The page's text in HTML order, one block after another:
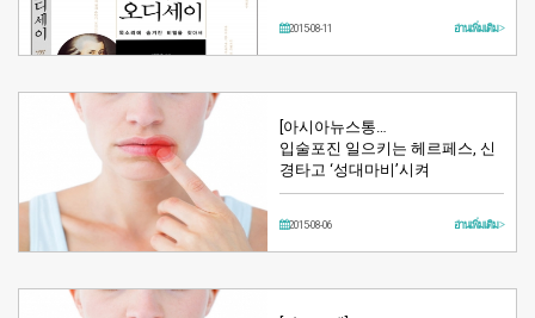
2015-08-11 อ่านเพิ่มเติม >
[아시아뉴스통…
입술포진 일으키는 헤르페스, 신
경타고 ‘성대마비’시켜
2015-08-06 อ่านเพิ่มเติม >